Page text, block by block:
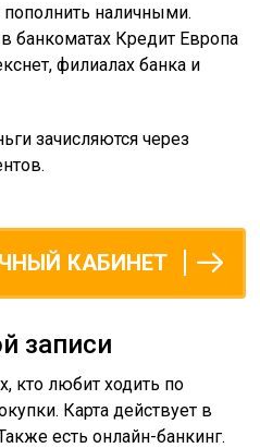
наличными.
банкоматах Кредит Европа
филиалах банка и
зачисляются через
КАБИНЕТ
записи
кто любит ходить по
Карта действует в
есть онлайн-банкинг.